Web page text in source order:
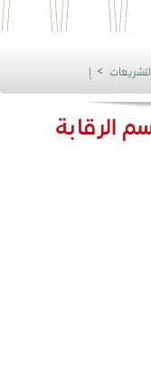
> إدارة الصحة العامة
الرقابة